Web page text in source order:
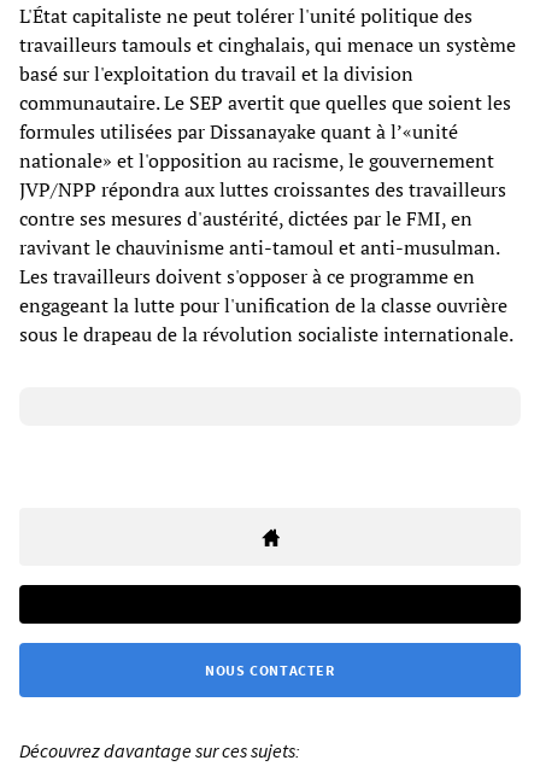
L'État capitaliste ne peut tolérer l'unité politique des
travailleurs tamouls et cinghalais, qui menace un système
basé sur l'exploitation du travail et la division
communautaire. Le SEP avertit que quelles que soient les
formules utilisées par Dissanayake quant à l’«unité
nationale» et l'opposition au racisme, le gouvernement
JVP/NPP répondra aux luttes croissantes des travailleurs
contre ses mesures d'austérité, dictées par le FMI, en
ravivant le chauvinisme anti-tamoul et anti-musulman.
Les travailleurs doivent s'opposer à ce programme en
engageant la lutte pour l'unification de la classe ouvrière
sous le drapeau de la révolution socialiste internationale.
NOUS CONTACTER
Découvrez davantage sur ces sujets: